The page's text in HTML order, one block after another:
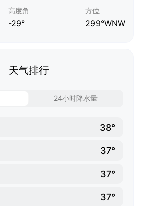
高度角
-29°
方位
299°WNW
天气排行
24小时降水量
38°
37°
37°
37°